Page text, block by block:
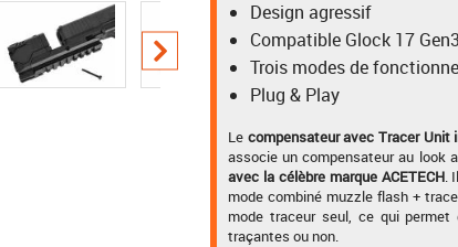
Design agressif
Compatible Glock 17
Trois modes de
Plug & Play
Le compensateur avec Tracer Unit
associe un compensateur au look
avec la célèbre marque ACETECH.
mode combiné muzzle flash +
mode traceur seul, ce qui
traçantes ou non.